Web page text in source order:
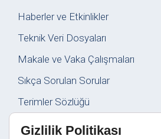
Haberler ve Etkinlikler
Teknik Veri Dosyaları
Makale ve Vaka Çalışmaları
Sıkça Sorulan Sorular
Terimler Sözlüğü
Gizlilik Politikası